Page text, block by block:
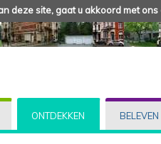
deze site, gaat u akkoord met
ONTDEKKEN BELEVEN